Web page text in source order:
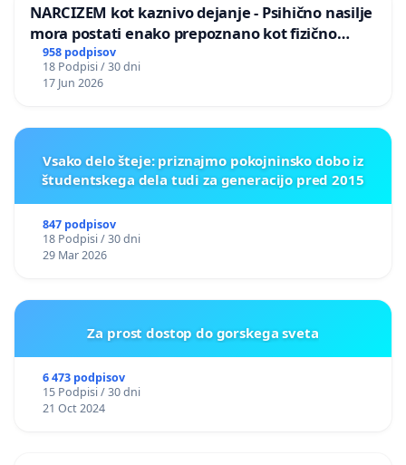
NARCIZEM kot kaznivo dejanje - Psihično nasilje
mora postati enako prepoznano kot fizično
nasilje
958 podpisov
18 Podpisi / 30 dni
17 Jun 2026
Vsako delo šteje: priznajmo pokojninsko dobo iz
študentskega dela tudi za generacijo pred 2015
847 podpisov
18 Podpisi / 30 dni
29 Mar 2026
Za prost dostop do gorskega sveta
6 473 podpisov
15 Podpisi / 30 dni
21 Oct 2024